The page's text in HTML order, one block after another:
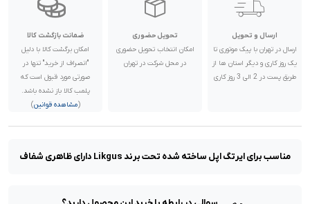
ارسال و تحویل
ارسال در تهران با پیک موتوری تا
یک روز کاری و دیگر استان ها از
طریق پست در 2 الی 3 روز کاری
تحویل حضوری
امکان انتخاب تحویل حضوری
در محل شرکت در تهران
ضمانت بازگشت کالا
امکان برگشت کالا با دلیل
"انصراف از خرید" تنها در
صورتی مورد قبول است که
پلمب کالا باز نشده باشد.
(مشاهده قوانین)
مناسب برای ایرتگ اپل ساخته شده تحت برند Likgus دارای ظاهری شفاف